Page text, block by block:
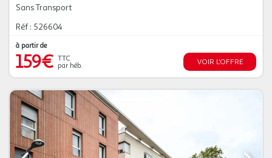
Sans Transport
Réf : 526604
à partir de
159€ TTC
par héb.
VOIR L'OFFRE